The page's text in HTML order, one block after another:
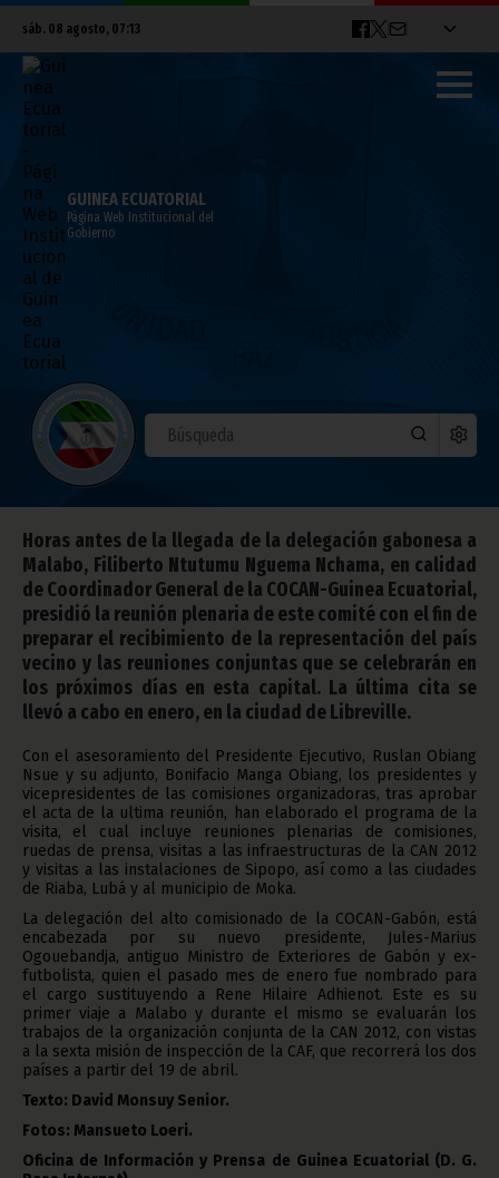
sáb. 08 agosto, 07:13
GUINEA ECUATORIAL
Página Web Institucional del
Gobierno
Llega a Malabo la delegación gabonesa
encargada de los preparativos de la
COCAN-2012
abril 09, 2011
Noticias Deportes
Horas antes de la llegada de la delegación gabonesa a
Malabo, Filiberto Ntutumu Nguema Nchama, en calidad
de Coordinador General de la COCAN-Guinea Ecuatorial,
presidió la reunión plenaria de este comité con el fin de
preparar el recibimiento de la representación del país
vecino y las reuniones conjuntas que se celebrarán en
los próximos días en esta capital. La última cita se
llevó a cabo en enero, en la ciudad de Libreville.
Con el asesoramiento del Presidente Ejecutivo, Ruslan Obiang
Nsue y su adjunto, Bonifacio Manga Obiang, los presidentes y
vicepresidentes de las comisiones organizadoras, tras aprobar
el acta de la ultima reunión, han elaborado el programa de la
visita, el cual incluye reuniones plenarias de comisiones,
ruedas de prensa, visitas a las infraestructuras de la CAN 2012
y visitas a las instalaciones de Sipopo, así como a las ciudades
de Riaba, Lubá y al municipio de Moka.
La delegación del alto comisionado de la COCAN-Gabón, está
encabezada por su nuevo presidente, Jules-Marius
Ogouebandja, antiguo Ministro de Exteriores de Gabón y ex-
futbolista, quien el pasado mes de enero fue nombrado para
el cargo sustituyendo a Rene Hilaire Adhienot. Este es su
primer viaje a Malabo y durante el mismo se evaluarán los
trabajos de la organización conjunta de la CAN 2012, con vistas
a la sexta misión de inspección de la CAF, que recorrerá los dos
países a partir del 19 de abril.
Texto: David Monsuy Senior.
Fotos: Mansueto Loeri.
Oficina de Información y Prensa de Guinea Ecuatorial (D. G.